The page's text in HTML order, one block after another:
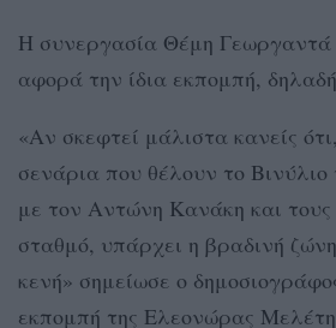
Η συνεργασία Θέμη Γεωργαντά
αφορά την ίδια εκπομπή,
«Αν σκεφτεί μάλιστα κανείς
σενάρια που θέλουν το Βινύλιο
με τον Αντώνη Κανάκη και
σταθμό, υπάρχει η βραδινή
κενή» σημείωσε ο
εκπομπή της Ελεονώρας